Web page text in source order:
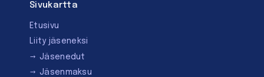
Sivukartta
Etusivu
Liity jäseneksi
Jäsenedut
Jäsenmaksu